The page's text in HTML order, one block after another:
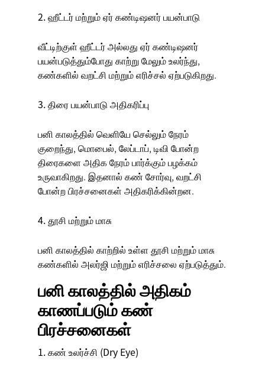
2. ஹீட்டர் மற்றும் ஏர் கண்டிஷனர் பயன்பாடு
வீட்டிற்குள் ஹீட்டர் அல்லது ஏர் கண்டிஷனர்
பயன்படுத்தும்போது காற்று மேலும் உலர்ந்து,
கண்களில் வறட்சி மற்றும் எரிச்சல் ஏற்படுகிறது.
3. திரை பயன்பாடு அதிகரிப்பு
பனி காலத்தில் வெளியே செல்லும் நேரம்
குறைந்து, மொபைல், லேப்டாப், டிவி போன்ற
திரைகளை அதிக நேரம் பார்க்கும் பழக்கம்
உருவாகிறது. இதனால் கண் சோர்வு, வறட்சி
போன்ற பிரச்சனைகள் அதிகரிக்கின்றன.
4. தூசி மற்றும் மாசு
பனி காலத்தில் காற்றில் உள்ள தூசி மற்றும் மாசு
கண்களில் அலர்ஜி மற்றும் எரிச்சலை ஏற்படுத்தும்.
பனி காலத்தில் அதிகம்
காணப்படும் கண்
பிரச்சனைகள்
1. கண் உலர்ச்சி (Dry Eye)